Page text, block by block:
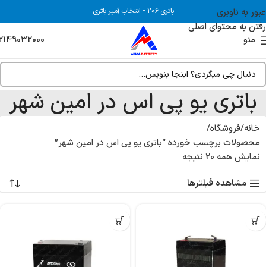
عبور به ناوبری
رفتن به محتوای اصلی
باتری 206 - انتخاب آمپر باتری
منو
باتری یو پی اس در امین شهر
خانه فروشگاه
محصولات برچسب خورده “باتری یو پی اس در امین شهر”
نمایش همه 20 نتیجه
مشاهده فیلترها